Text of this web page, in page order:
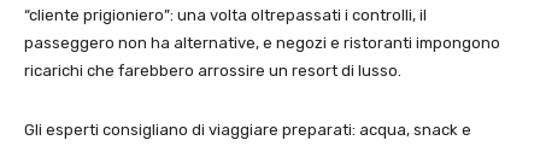
“cliente prigioniero”: una volta oltrepassati i controlli, il
passeggero non ha alternative, e negozi e ristoranti impongono
ricarichi che farebbero arrossire un resort di lusso.
Gli esperti consigliano di viaggiare preparati: acqua, snack e